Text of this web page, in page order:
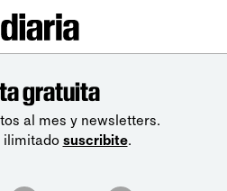
gratuita
al mes y newsletters.
ilimitado suscribite.